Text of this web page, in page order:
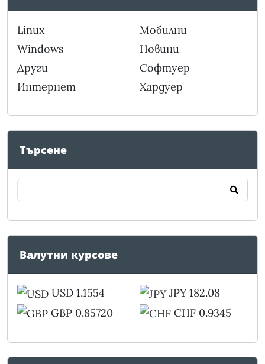
Linux
Windows
Други
Интернет
Мобилни
Новини
Софтуер
Хардуер
Търсене
Валутни курсове
USD 1.1554
GBP 0.85720
JPY 182.08
CHF 0.9345